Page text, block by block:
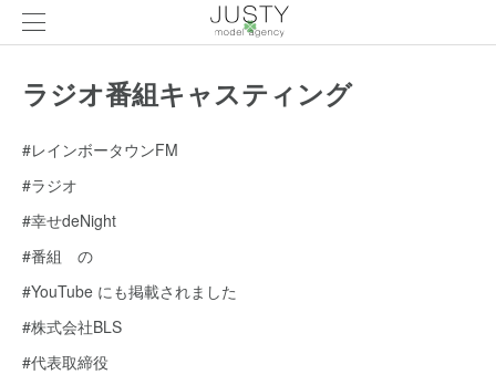
ラジオ番組キャスティング
#レインボータウンFM
#ラジオ
#幸せdeNight
#番組 の
#YouTube にも掲載されました
#株式会社BLS
#代表取締役